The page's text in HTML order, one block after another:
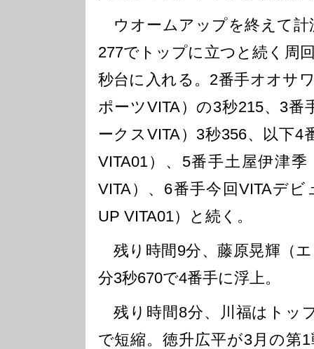
ウオームアップを終えて計
277でトップに立つと続く周
秒台に入れる。2番手オオサ
ポーツVITA）の3秒215、3番
ークスVITA）3秒356、以下4
VITA01）、5番手土屋伊津
VITA）、6番手今回VITAデ
UP VITA01）と続く。
残り時間9分、藤原晃輝（
分3秒670で4番手に浮上。
残り時間8分、川福はトッ
で短縮。徳升広平が3月の第